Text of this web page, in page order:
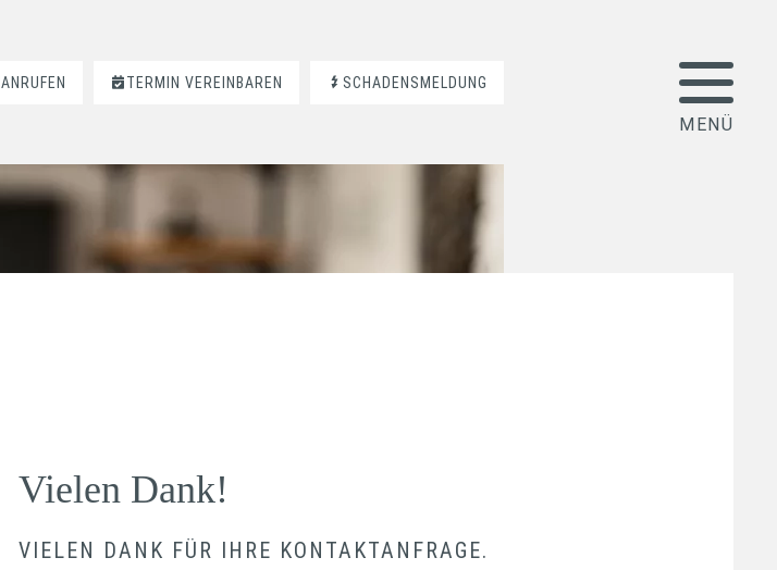
ANRUFEN TERMIN VEREINBAREN SCHADENSMELDUNG
Vielen Dank!
VIELEN DANK FÜR IHRE KONTAKTANFRAGE.